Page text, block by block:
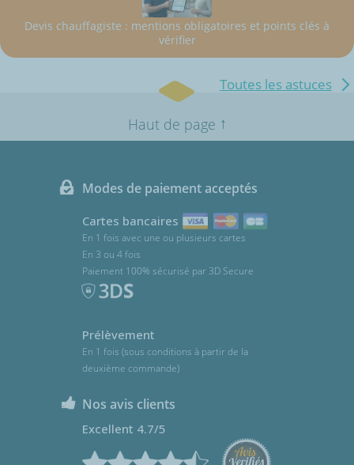
Devis chauffagiste : mentions obligatoires et points clés à
vérifier
Toutes les astuces
Haut de page ↑
Modes de paiement acceptés
Cartes bancaires
En 1 fois avec une ou plusieurs cartes
En 3 ou 4 fois
Paiement 100% sécurisé par 3D Secure
Prélèvement
En 1 fois (sous conditions à partir de la
deuxième commande)
Nos avis clients
Excellent 4.7/5